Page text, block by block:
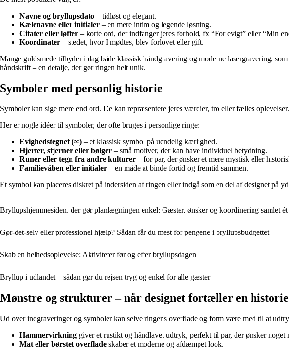
Navne og bryllupsdato – tidløst og elegant.
Kælenavne eller initialer – en mere intim og legende løsning.
Citater eller løfter – korte ord, der indfanger jeres forhold, fx “For evigt” eller “Min
Koordinater – stedet, hvor I mødtes, blev forlovet eller gift.
Mange guldsmede tilbyder i dag både klassisk håndgravering og moderne lasergravering,
håndskrift – en detalje, der gør ringen helt unik.
Symboler med personlig historie
Symboler kan sige mere end ord. De kan repræsentere jeres værdier, tro eller fælles oplevelser.
Her er nogle idéer til symboler, der ofte bruges i personlige ringe:
Evighedstegnet (∞) – et klassisk symbol på uendelig kærlighed.
Hjerter, stjerner eller bølger – små motiver, der kan have individuel betydning.
Runer eller tegn fra andre kulturer – for par, der ønsker et mere mystisk eller
Familievåben eller initialer – en måde at binde fortid og fremtid sammen.
Et symbol kan placeres diskret på indersiden af ringen eller indgå som en del af designet på
Bryllupshjemmesiden, der gør planlægningen enkel: Gæster, ønsker og koordinering samlet ét
Gør-det-selv eller professionel hjælp? Sådan får du mest for pengene i bryllupsbudgettet
Skab en helhedsoplevelse: Aktiviteter før og efter bryllupsdagen
Bryllup i udlandet – sådan gør du rejsen tryg og enkel for alle gæster
Mønstre og strukturer – når designet fortæller en historie
Ud over indgraveringer og symboler kan selve ringens overflade og form være med til at
Hammervirkning giver et rustikt og håndlavet udtryk, perfekt til par, der ønsker noget
Mat eller børstet overflade skaber et moderne og afdæmpet look.